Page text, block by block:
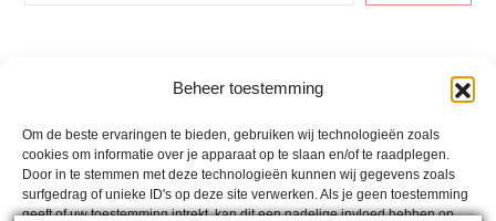
Beheer toestemming
Om de beste ervaringen te bieden, gebruiken wij technologieën zoals
cookies om informatie over je apparaat op te slaan en/of te raadplegen.
Door in te stemmen met deze technologieën kunnen wij gegevens zoals
surfgedrag of unieke ID's op deze site verwerken. Als je geen toestemming
geeft of uw toestemming intrekt, kan dit een nadelige invloed hebben op
Lactosevrije Recepten
Mina´s Weetjes